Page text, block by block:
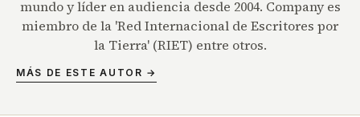
mundo y líder en audiencia desde 2004. Company es
miembro de la 'Red Internacional de Escritores por
la Tierra' (RIET) entre otros.
MÁS DE ESTE AUTOR →